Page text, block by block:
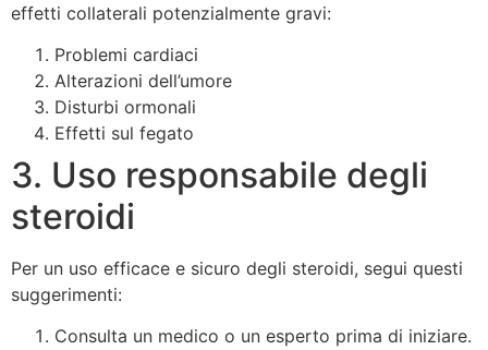
effetti collaterali potenzialmente gravi:
Problemi cardiaci
Alterazioni dell’umore
Disturbi ormonali
Effetti sul fegato
3. Uso responsabile degli
steroidi
Per un uso efficace e sicuro degli steroidi, segui questi
suggerimenti:
Consulta un medico o un esperto prima di iniziare.